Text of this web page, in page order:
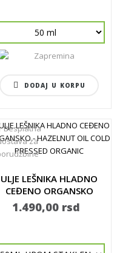
DODAJ U KORPU
ULJE LEŠNIKA HLADNO
CEĐENO ORGANSKO
-...
1.490,00 rsd